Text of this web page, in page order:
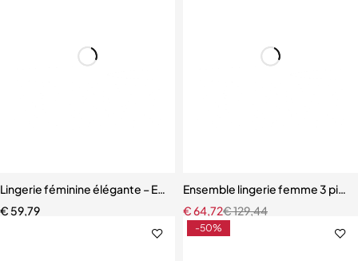
Lingerie féminine élégante – Ensemble léopard avec détails en
€ 59,79
Ensemble lingerie femme 3
€129,44
€64,72
-50%